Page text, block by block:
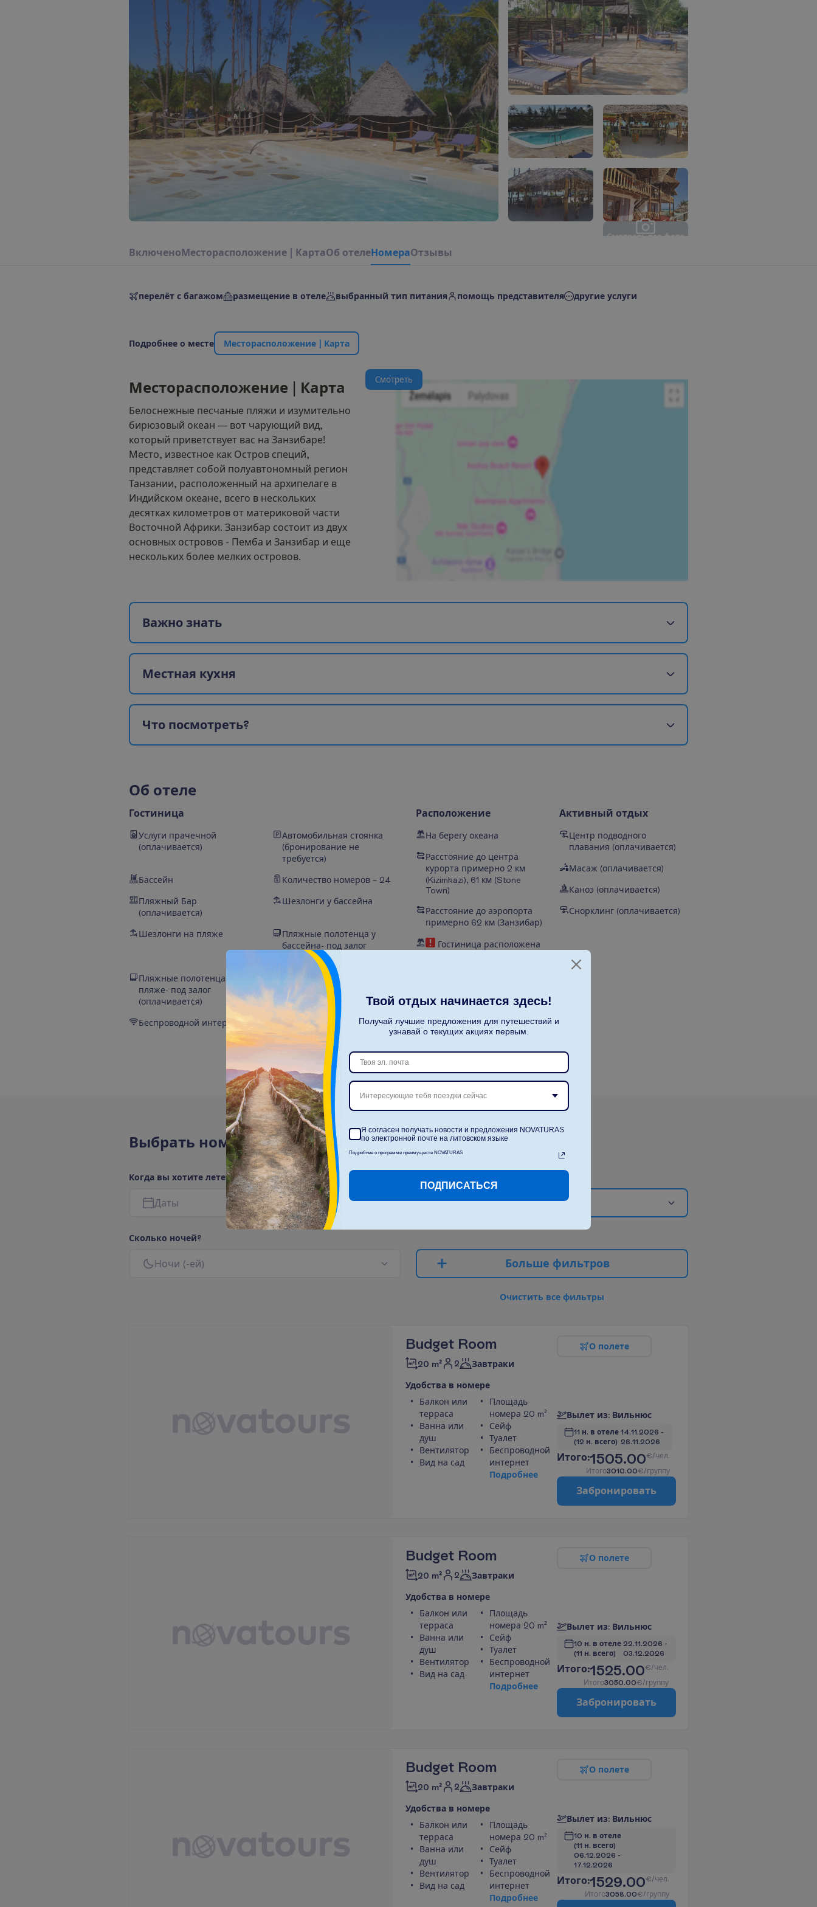
Смотреть все фото
ВключеноМесторасположение КартаОб отелеНомераОтзывы
перелёт с багажом размещение в отеле выбранный тип питания помощь представителя другие услуги
Подробнее о месте Месторасположение Карта
Месторасположение Карта
Белоснежные песчаные пляжи и изумительно
бирюзовый океан — вот чарующий вид,
который приветствует вас на Занзибаре!
Место, известное как Остров специй,
представляет собой полуавтономный регион
Танзании, расположенный на архипелаге в
Индийском океане, всего в нескольких
десятках километров от материковой части
Восточной Африки. Занзибар состоит из двух
основных островов - Пемба и Занзибар и еще
нескольких более мелких островов.
Смотреть
Важно знать
Местная кухня
Что посмотреть?
Об отеле
Гостиница
Услуги прачечной
(оплачивается)
Автомобильная стоянка
(бронирование не
требуется)
Бассейн Количество номеров – 24
Пляжный Бар
(оплачивается)
Шезлонги у бассейна
Шезлонги на пляже
Пляжные полотенца у
бассейна- под залог
(оплачивается)
Пляжные полотенца на
пляже- под залог
(оплачивается)
Нет национальной
классификации
Беспроводной интернет
Расположение
На берегу океана
Расстояние до центра
курорта примерно 2 км
(Kizimkazi), 61 км (Stone
Town)
Расстояние до аэропорта
примерно 62 км (Занзибар)
Гостиница расположена
Активный отдых
Центр подводного
плавания (оплачивается)
Масаж (оплачивается)
Каноэ (оплачивается)
Снорклинг (оплачивается)
Показать все
Выбрать номера
Когда вы хотите лететь?
Даты 2
Сколько ночей?
Ночи (-ей) Больше фильтров
Очистить все фильтры
Budget Room
20 m² 2 Завтраки
Удобства в номере
Балкон или
терраса
Ванна или
душ
Вентилятор
Вид на сад
Площадь
номера 20 m²
Сейф
Туалет
Беспроводной
интернет
Подробнее
Вылет из: Вильнюс
11 н. в отеле
(12 н. всего)
14.11.2026 -
26.11.2026
Итого:1505.00€/чел.
Итого3010.00€/группу
О полете
Забронировать
Budget Room
20 m² 2 Завтраки
Удобства в номере
Балкон или
терраса
Ванна или
душ
Вентилятор
Вид на сад
Площадь
номера 20 m²
Сейф
Туалет
Беспроводной
интернет
Подробнее
Вылет из: Вильнюс
10 н. в отеле
(11 н. всего)
22.11.2026 -
03.12.2026
Итого:1525.00€/чел.
Итого3050.00€/группу
О полете
Забронировать
Budget Room
20 m² 2 Завтраки
Удобства в номере
Балкон или
терраса
Ванна или
душ
Вентилятор
Вид на сад
Площадь
номера 20 m²
Сейф
Туалет
Беспроводной
интернет
Подробнее
Вылет из: Вильнюс
10 н. в отеле
(11 н. всего)
06.12.2026 -
17.12.2026
Итого:1529.00€/чел.
Итого3058.00€/группу
О полете
Твой отдых начинается здесь!
Получай лучшие предложения для путешествий и
узнавай о текущих акциях первым.
Интересующие тебя поездки сейчас
Я согласен получать новости и предложения NOVATURAS
по электронной почте на литовском языке
Подробнее о программе преимуществ NOVATURAS
ПОДПИСАТЬСЯ